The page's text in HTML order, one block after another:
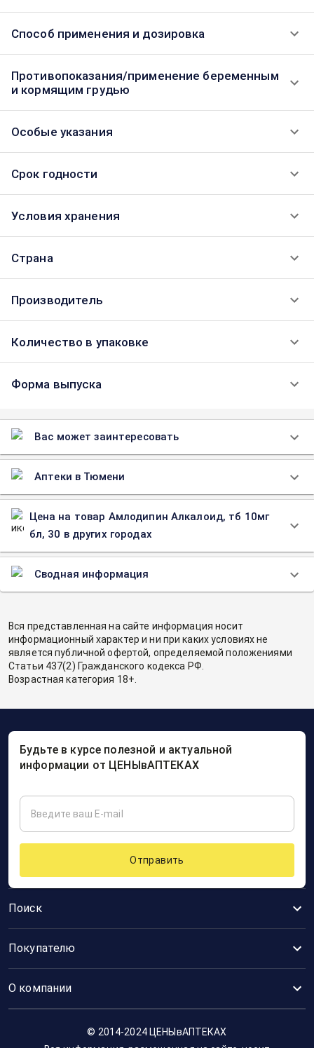
Способ применения и дозировка
Противопоказания/применение беременным
и кормящим грудью
Особые указания
Срок годности
Условия хранения
Страна
Производитель
Количество в упаковке
Форма выпуска
Вас может заинтересовать
Аптеки в Тюмени
Цена на товар Амлодипин Алкалоид, тб 10мг
бл, 30 в других городах
Сводная информация
Вся представленная на сайте информация носит
информационный характер и ни при каких условиях не
является публичной офертой, определяемой положениями
Статьи 437(2) Гражданского кодекса РФ.
Возрастная категория 18+.
Поиск
Покупателю
О компании
Будьте в курсе полезной и актуальной
информации от ЦЕНЫвАПТЕКАХ
Отправить
© 2014-2024 ЦЕНЫвАПТЕКАХ